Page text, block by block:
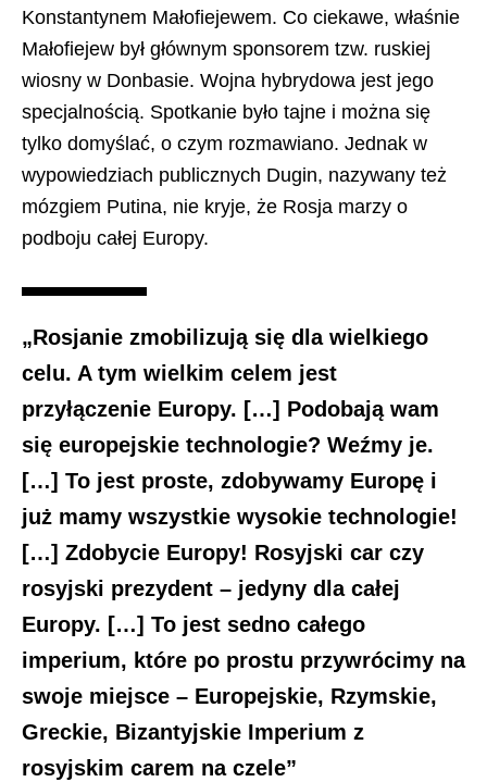
Konstantynem Małofiejewem. Co ciekawe, właśnie
Małofiejew był głównym sponsorem tzw. ruskiej
wiosny w Donbasie. Wojna hybrydowa jest jego
specjalnością. Spotkanie było tajne i można się
tylko domyślać, o czym rozmawiano. Jednak w
wypowiedziach publicznych Dugin, nazywany też
mózgiem Putina, nie kryje, że Rosja marzy o
podboju całej Europy.
„Rosjanie zmobilizują się dla wielkiego
celu. A tym wielkim celem jest
przyłączenie Europy. […] Podobają wam
się europejskie technologie? Weźmy je.
[…] To jest proste, zdobywamy Europę i
już mamy wszystkie wysokie technologie!
[…] Zdobycie Europy! Rosyjski car czy
rosyjski prezydent – jedyny dla całej
Europy. […] To jest sedno całego
imperium, które po prostu przywrócimy na
swoje miejsce – Europejskie, Rzymskie,
Greckie, Bizantyjskie Imperium z
rosyjskim carem na czele”